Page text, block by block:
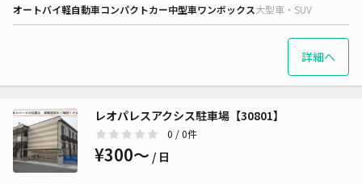
オートバイ軽自動車コンパクトカー中型車ワンボックス大型車・SUV
詳細へ
レオパレスアクシス駐車場【30801】
0 / 0件
¥300〜 / 日